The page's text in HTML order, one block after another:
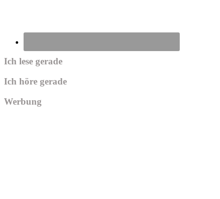
Ich lese gerade
Ich höre gerade
Werbung